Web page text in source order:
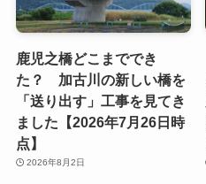
鹿児之橋どこまででき
た？ 加古川の新しい橋を
「送り出す」工事を見てき
ました【2026年7月26日時
点】
2026年8月2日